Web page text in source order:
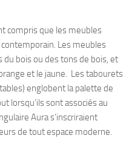
compris que les meubles
Les meubles
bois ou des tons de bois, et
et le jaune. Les tabourets
englobent la palette de
lorsqu’ils sont associés au
Aura s’inscriraient
de tout espace moderne.